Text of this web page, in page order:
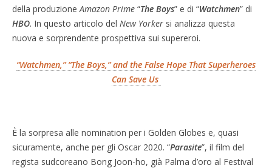
della produzione Amazon Prime “The Boys” e di “Watchmen” di
HBO. In questo articolo del New Yorker si analizza questa
nuova e sorprendente prospettiva sui supereroi.
“Watchmen,” “The Boys,” and the False Hope That Superheroes
Can Save Us
È la sorpresa alle nomination per i Golden Globes e, quasi
sicuramente, anche per gli Oscar 2020. “Parasite”, il film del
regista sudcoreano Bong Joon-ho, già Palma d’oro al Festival